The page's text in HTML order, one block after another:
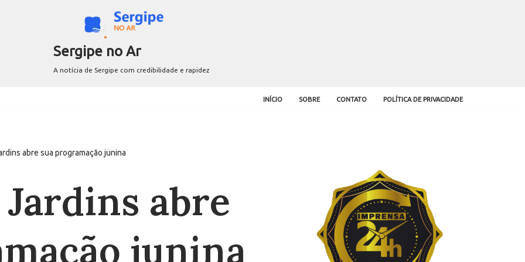
Sergipe no Ar
A notícia de Sergipe com credibilidade e rapidez
INÍCIO SOBRE CONTATO POLÍTICA DE PRIVACIDADE
abre sua programação junina
abre
junina